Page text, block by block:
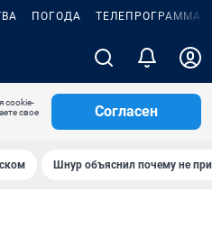
ПОГОДА ТЕЛЕПРОГРАММА
cookie-
свое
Согласен
Шнур объяснил почему не